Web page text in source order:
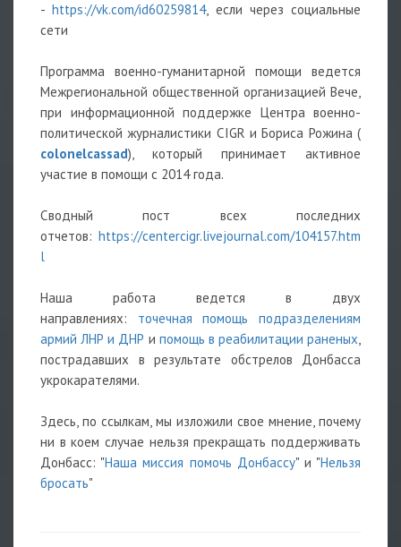
-https://vk.com/id60259814, если через социальные
сети
Программа военно-гуманитарной помощи ведется
Межрегиональной общественной организацией Вече,
при информационной поддержке Центра военно-
политической журналистики CIGR и Бориса Рожина (
colonelcassad), который принимает активное
участие в помощи с 2014 года.
Сводный пост всех последних
отчетов: https://centercigr.livejournal.com/104157.htm
l
Наша работа ведется в двух
направлениях: точечная помощь подразделениям
армий ЛНР и ДНР и помощь в реабилитации раненых,
пострадавших в результате обстрелов Донбасса
укрокарателями.
Здесь, по ссылкам, мы изложили свое мнение, почему
ни в коем случае нельзя прекращать поддерживать
Донбасс: "Наша миссия помочь Донбассу" и "Нельзя
бросать"